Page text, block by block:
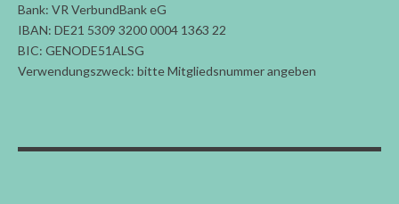
Bank: VR VerbundBank eG
IBAN: DE21 5309 3200 0004 1363 22
BIC: GENODE51ALSG
Verwendungszweck: bitte Mitgliedsnummer angeben